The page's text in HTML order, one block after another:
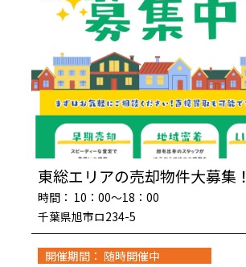
東総エリアの売却物件大募集！
時間： 10：00～18：00
千葉県旭市ロ234-5
開催期間： 随時開催中